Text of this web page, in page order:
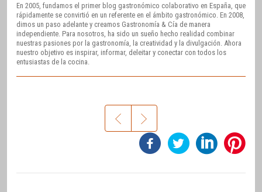
En 2005, fundamos el primer blog gastronómico colaborativo en España, que
rápidamente se convirtió en un referente en el ámbito gastronómico. En 2008,
dimos un paso adelante y creamos Gastronomía & Cía de manera
independiente. Para nosotros, ha sido un sueño hecho realidad combinar
nuestras pasiones por la gastronomía, la creatividad y la divulgación. Ahora
nuestro objetivo es inspirar, informar, deleitar y conectar con todos los
entusiastas de la cocina.